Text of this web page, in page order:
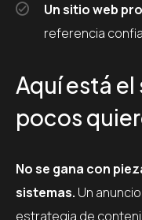
Un sitio web
referencia
Aquí está
pocos
No se gana con
sistemas. Un
estrategia de